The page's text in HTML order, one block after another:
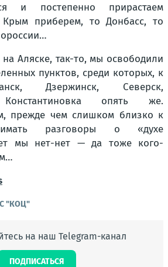
и постепенно прирастаем
Крым приберем, то Донбасс, то
Аляске, так-то, мы освободили
пунктов, среди которых, к
Дзержинск, Северск,
Константиновка опять же.
прежде чем слишком близко к
разговоры о «духе
мы нет-нет — да тоже кого-
"КОЦ"
на наш Telegram-канал
ПОДПИСАТЬСЯ